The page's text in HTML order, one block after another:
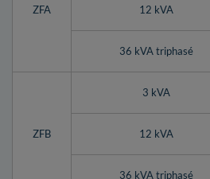
ZFA 12 kVA
36 kVA triphasé
ZFB
3 kVA
12 kVA
36 kVA triphasé